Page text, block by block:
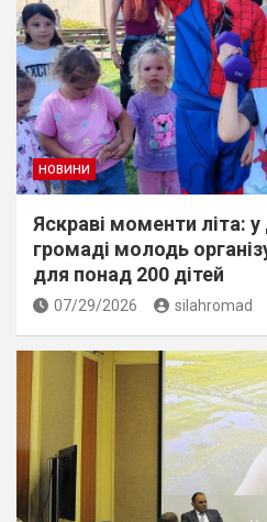
НОВИНИ
Яскраві моменти літа:
громаді молодь
для понад 200 дітей
07/29/2026 silahromad